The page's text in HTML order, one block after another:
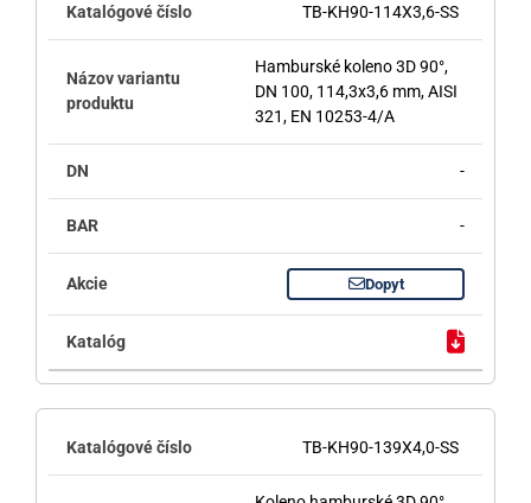
TB-KH90-114X3,6-SS
Hamburské koleno 3D 90°,
DN 100, 114,3x3,6 mm, AISI
321, EN 10253-4/A
-
-
Dopyt
TB-KH90-139X4,0-SS